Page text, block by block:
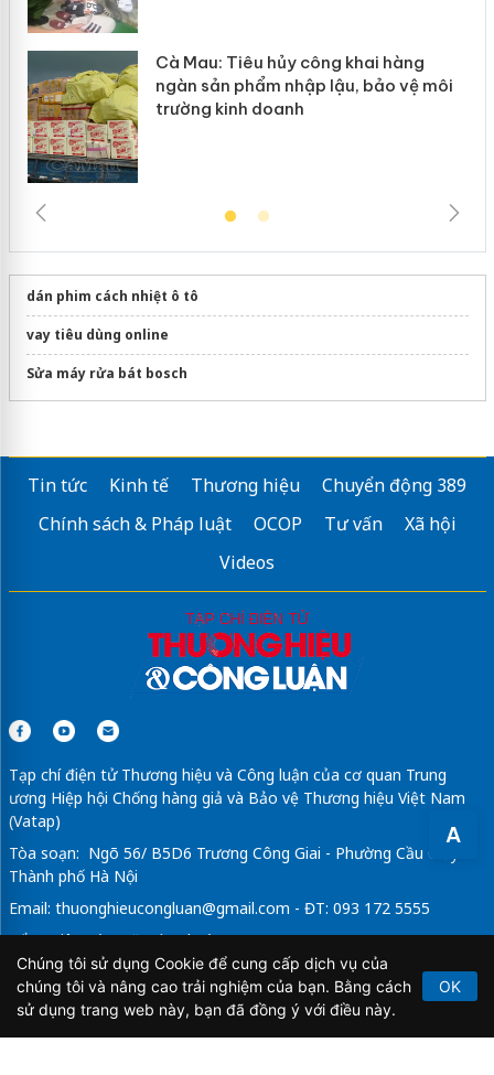
A
Cà Mau: Tiêu hủy công khai hàng
ngàn sản phẩm nhập lậu, bảo vệ môi
trường kinh doanh
dán phim cách nhiệt ô tô
vay tiêu dùng online
Sửa máy rửa bát bosch
Tin tức Kinh tế Thương hiệu
Chuyển động 389
Chính sách & Pháp luật
OCOP Tư vấn
Xã hội
Videos
Tạp chí điện tử Thương hiệu và Công luận của cơ quan Trung
ương Hiệp hội Chống hàng giả và Bảo vệ Thương hiệu Việt Nam
(Vatap)
Tòa soạn: Ngõ 56/ B5D6 Trương Công Giai - Phường Cầu Giấy -
Thành phố Hà Nội
Email: thuonghieucongluan@gmail.com - ĐT: 093 172 5555
Tổng Biên Tập: Vũ Đức Thuận
Giấy phép hoạt động báo chí điện tử số 64/GP-BTTTT do Bộ
Thông tin và Truyền thông cấp ngày 21/2/2020.
Chúng tôi sử dụng Cookie để cung cấp dịch vụ của
chúng tôi và nâng cao trải nghiệm của bạn. Bằng cách
sử dụng trang web này, bạn đã đồng ý với điều này.
OK